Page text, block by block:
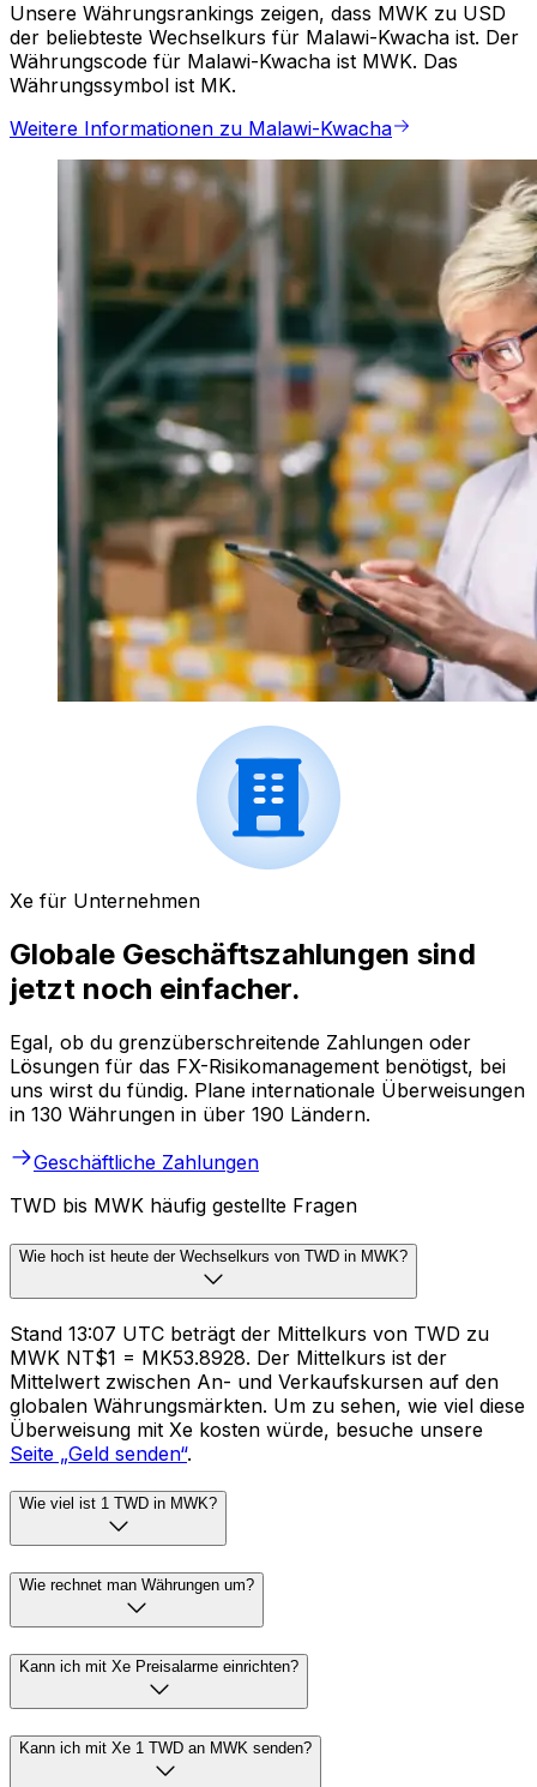
Unsere Währungsrankings zeigen, dass MWK zu USD
der beliebteste Wechselkurs für Malawi-Kwacha ist. Der
Währungscode für Malawi-Kwacha ist MWK. Das
Währungssymbol ist MK.
Weitere Informationen zu Malawi-Kwacha
Xe für Unternehmen
Globale Geschäftszahlungen sind
jetzt noch einfacher.
Egal, ob du grenzüberschreitende Zahlungen oder
Lösungen für das FX-Risikomanagement benötigst, bei
uns wirst du fündig. Plane internationale Überweisungen
in 130 Währungen in über 190 Ländern.
Geschäftliche Zahlungen
TWD bis MWK häufig gestellte Fragen
Wie hoch ist heute der Wechselkurs von TWD in MWK?
Stand 13:07 UTC beträgt der Mittelkurs von TWD zu
MWK NT$1 = MK53.8928. Der Mittelkurs ist der
Mittelwert zwischen An- und Verkaufskursen auf den
globalen Währungsmärkten. Um zu sehen, wie viel diese
Überweisung mit Xe kosten würde, besuche unsere
Seite „Geld senden“.
Wie viel ist 1 TWD in MWK?
Wie rechnet man Währungen um?
Kann ich mit Xe Preisalarme einrichten?
Kann ich mit Xe 1 TWD an MWK senden?